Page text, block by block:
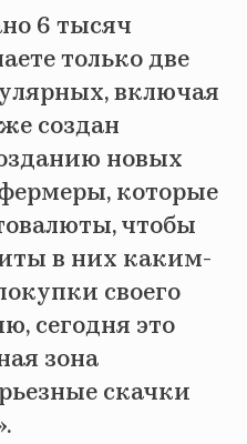
6 тысяч
только две
включая
создан
новых
которые
чтобы
в них каким-
своего
сегодня это
зона
скачки